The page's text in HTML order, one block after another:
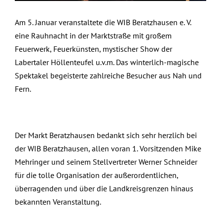
Am 5. Januar veranstaltete die WIB Beratzhausen e. V.
eine Rauhnacht in der Marktstraße mit großem
Feuerwerk, Feuerkünsten, mystischer Show der
Labertaler Höllenteufel u.v.m. Das winterlich-magische
Spektakel begeisterte zahlreiche Besucher aus Nah und
Fern.
Der Markt Beratzhausen bedankt sich sehr herzlich bei
der WIB Beratzhausen, allen voran 1. Vorsitzenden Mike
Mehringer und seinem Stellvertreter Werner Schneider
für die tolle Organisation der außerordentlichen,
überragenden und über die Landkreisgrenzen hinaus
bekannten Veranstaltung.